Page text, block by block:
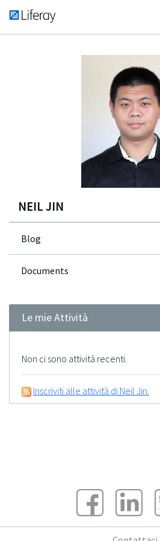
NEIL JIN
Blog
Documents
Le mie Attività
Non ci sono attività recenti.
Inscriviti alle attività di Neil Jin.